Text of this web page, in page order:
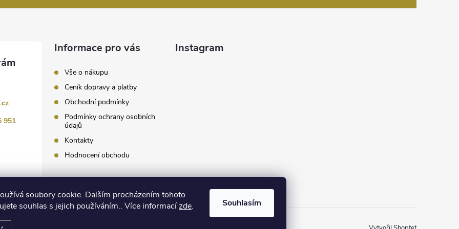
soubory cookie. Dalším procházením tohoto
souhlas s jejich používáním.. Více informacízde. Souhlasím
951
Informace pro vás
Vše o nákupu
Ceník dopravy a platby
Obchodní podmínky
Podmínky ochrany osobních
údajů
Kontakty
Hodnocení obchodu
Instagram
Sledovat na Instagramu